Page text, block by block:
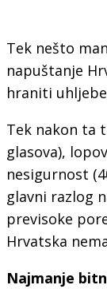
Tek nešto
napuštanje
hraniti
Tek nakon ta
glasova),
nesigurnost
glavni razlog
previsoke
Hrvatska
Najmanje